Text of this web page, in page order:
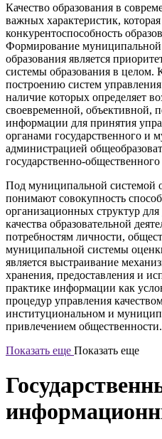
Качество образования в
важных характеристик,
конкурентоспособность
Формирование муниципальной
образования является
системы образования в
построению систем
наличие которых определяет
своевременной, объективной,
информации для принятия
органами государственного и
администрацией
государственно-
Под муниципальной системой
понимают совокупность
организационных структур для
качества образовательной
потребностям личности,
муниципальной системы
является выстраивание
хранения, предоставления и
практике информации как
процедур управления
институциональном и
привлечением общественности.
Показать еще Показать еще